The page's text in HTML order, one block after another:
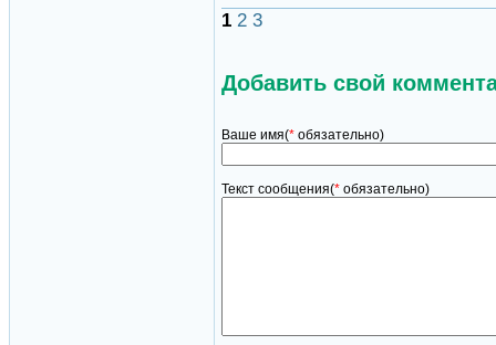
1 2 3
Добавить свой
Ваше имя(* обязательно)
Текст сообщения(* обязательно)